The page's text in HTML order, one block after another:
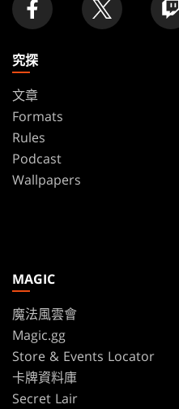
究探
文章
Formats
Rules
Podcast
Wallpapers
MAGIC
魔法風雲會
Magic.gg
Store & Events Locator
卡牌資料庫
Secret Lair